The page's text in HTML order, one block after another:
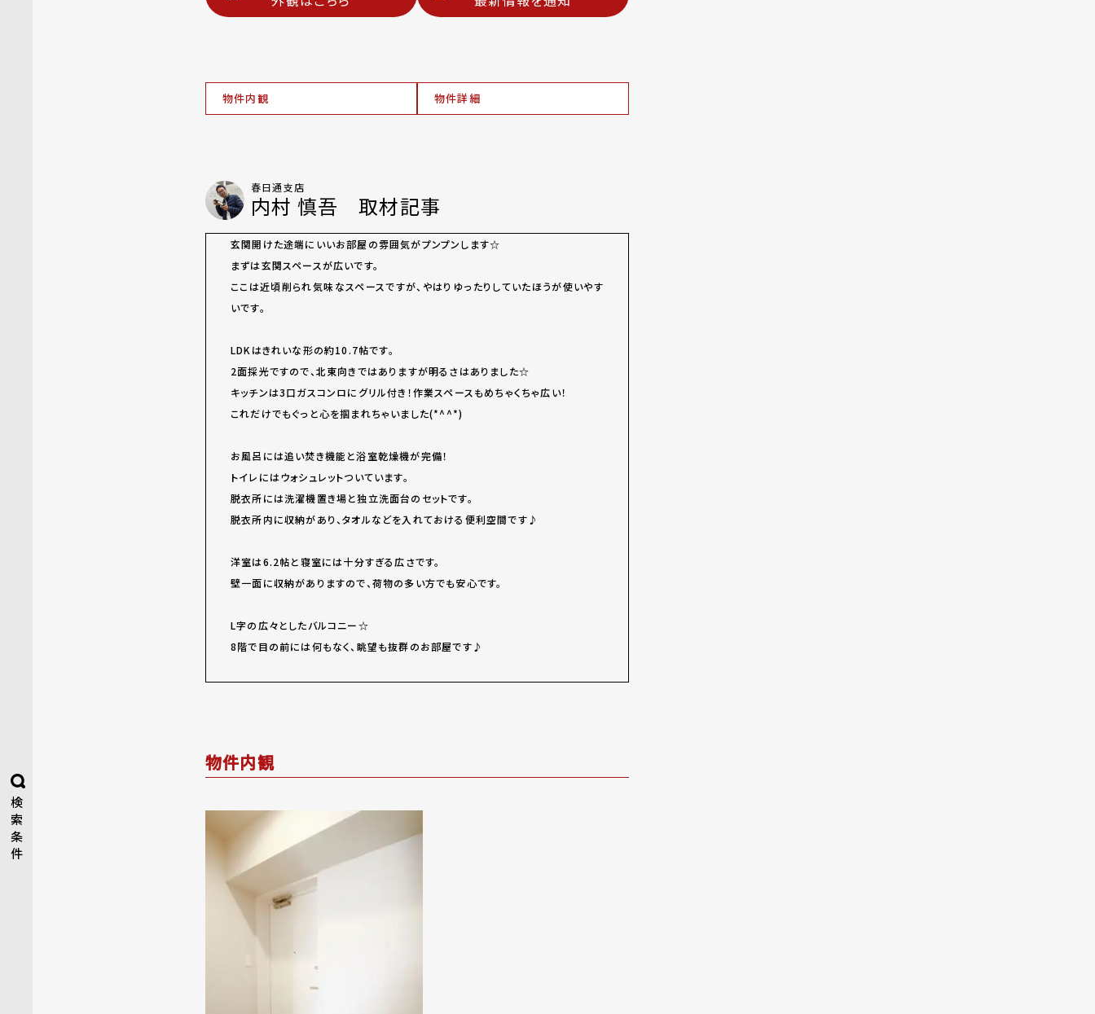
検
索
条
件
物件内観 物件詳細
春日通支店
内村 慎吾 取材記事
玄関開けた途端にいいお部屋の雰囲気がプンプンします☆
まずは玄関スペースが広いです。
ここは近頃削られ気味なスペースですが、やはりゆったりしていたほうが使いやす
いです。
LDKはきれいな形の約10.7帖です。
2面採光ですので、北東向きではありますが明るさはありました☆
キッチンは3口ガスコンロにグリル付き！作業スペースもめちゃくちゃ広い！
これだけでもぐっと心を掴まれちゃいました(*^^*)
お風呂には追い焚き機能と浴室乾燥機が完備！
トイレにはウォシュレットついています。
脱衣所には洗濯機置き場と独立洗面台のセットです。
脱衣所内に収納があり、タオルなどを入れておける便利空間です♪
洋室は6.2帖と寝室には十分すぎる広さです。
壁一面に収納がありますので、荷物の多い方でも安心です。
L字の広々としたバルコニー☆
8階で目の前には何もなく、眺望も抜群のお部屋です♪
物件内観